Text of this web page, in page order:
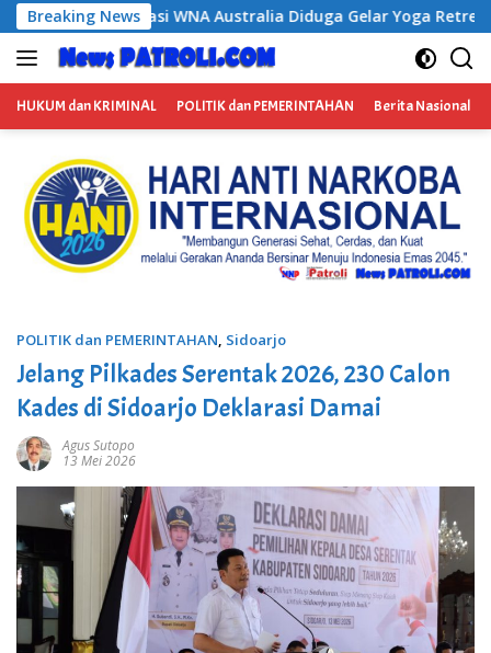
Langsung
ke
konten
Breaking News
Diduga Gelar Yoga Retreat dan Menjadi Instruktur Meditasi
HUKUM dan KRIMINAL POLITIK dan PEMERINTAHAN Berita Nasional
POLITIK dan PEMERINTAHAN, Sidoarjo
Jelang Pilkades Serentak 2026, 230 Calon
Kades di Sidoarjo Deklarasi Damai
Agus Sutopo
13 Mei 2026